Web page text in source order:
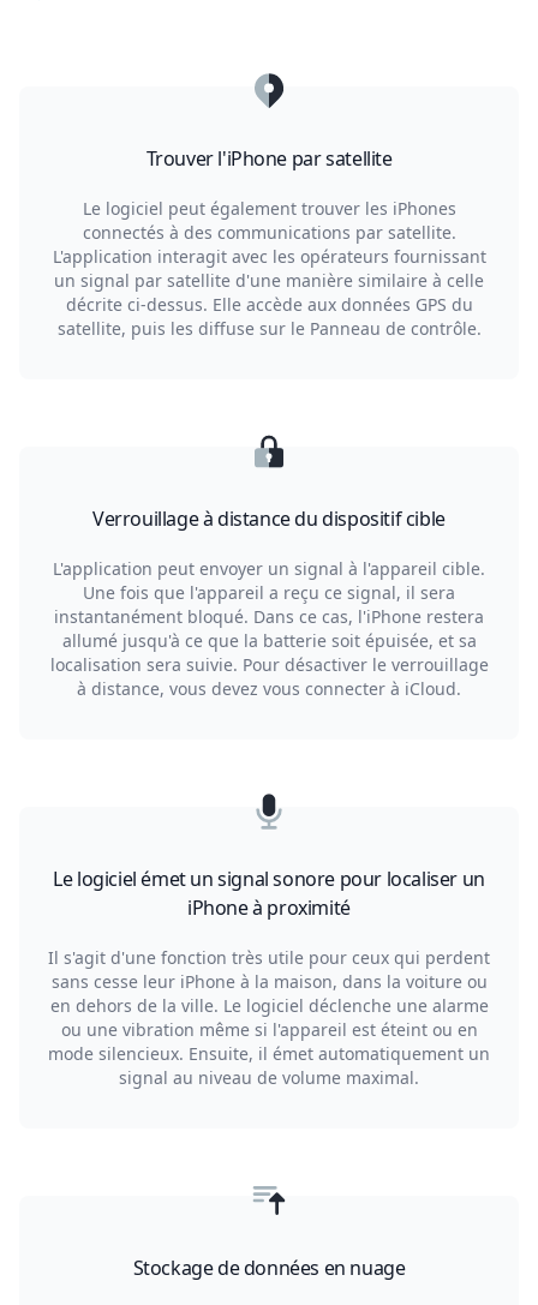
Trouver l'iPhone par satellite
Le logiciel peut également trouver les iPhones
connectés à des communications par satellite.
L'application interagit avec les opérateurs fournissant
un signal par satellite d'une manière similaire à celle
décrite ci-dessus. Elle accède aux données GPS du
satellite, puis les diffuse sur le Panneau de contrôle.
Verrouillage à distance du dispositif cible
L'application peut envoyer un signal à l'appareil cible.
Une fois que l'appareil a reçu ce signal, il sera
instantanément bloqué. Dans ce cas, l'iPhone restera
allumé jusqu'à ce que la batterie soit épuisée, et sa
localisation sera suivie. Pour désactiver le verrouillage
à distance, vous devez vous connecter à iCloud.
Le logiciel émet un signal sonore pour localiser un
iPhone à proximité
Il s'agit d'une fonction très utile pour ceux qui perdent
sans cesse leur iPhone à la maison, dans la voiture ou
en dehors de la ville. Le logiciel déclenche une alarme
ou une vibration même si l'appareil est éteint ou en
mode silencieux. Ensuite, il émet automatiquement un
signal au niveau de volume maximal.
Stockage de données en nuage